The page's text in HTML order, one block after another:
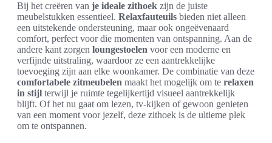
Bij het creëren van je ideale zithoek zijn de juiste
meubelstukken essentieel. Relaxfauteuils bieden niet alleen
een uitstekende ondersteuning, maar ook ongeëvenaard
comfort, perfect voor die momenten van ontspanning. Aan de
andere kant zorgen loungestoelen voor een moderne en
verfijnde uitstraling, waardoor ze een aantrekkelijke
toevoeging zijn aan elke woonkamer. De combinatie van deze
comfortabele zitmeubelen maakt het mogelijk om te relaxen
in stijl terwijl je ruimte tegelijkertijd visueel aantrekkelijk
blijft. Of het nu gaat om lezen, tv-kijken of gewoon genieten
van een moment voor jezelf, deze zithoek is de ultieme plek
om te ontspannen.